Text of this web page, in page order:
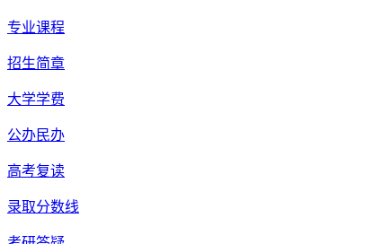
专业课程
招生简章
大学学费
公办民办
高考复读
录取分数线